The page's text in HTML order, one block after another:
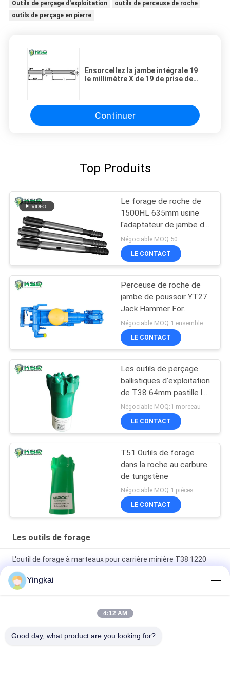
Outils de perçage d'exploitation
outils de perceuse de roche
outils de perçage en pierre
Ensorcellez la jambe intégrale 19
le millimètre X de 19 de prise de
d'exploitation de 108 millimètres
Continuer
Top Produits
Le forage de roche de
1500HL 635mm usine
l'adaptateur de jambe de
perceuse de 635mm
Négociable MOQ:50
LE CONTACT
Perceuse de roche de
jambe de poussoir YT27
Jack Hammer For
Construction Sites tenu
dans la main
Négociable MOQ:1 ensemble
LE CONTACT
Les outils de perçage
ballistiques d'exploitation
de T38 64mm pastille le
forage de roche d'outils
Négociable MOQ:1 morceau
LE CONTACT
T51 Outils de forage
dans la roche au carbure
de tungstène
Négociable MOQ:1 pièces
LE CONTACT
Les outils de forage
L'outil de forage à marteaux pour carrière minière T38 1220
mm
445mm COP 131 T38 Adaptateur à charpente à dérive acier
allié haute résistance pour forage hydraulique de roche
R32-R32 de haute qualité pour le raccordement des fils de
Yingkai
4:12 AM
Good day, what product are you looking for?